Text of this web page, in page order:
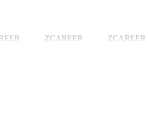
ZCAREER ZCAREER